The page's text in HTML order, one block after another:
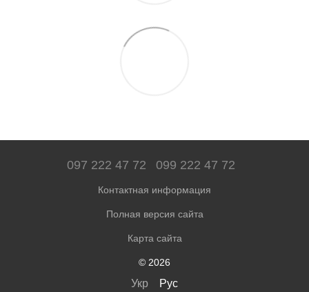
097 222 47 72 099 222 47 72
Контактная информация
Полная версия сайта
Карта сайта
© 2026
Укр Рус